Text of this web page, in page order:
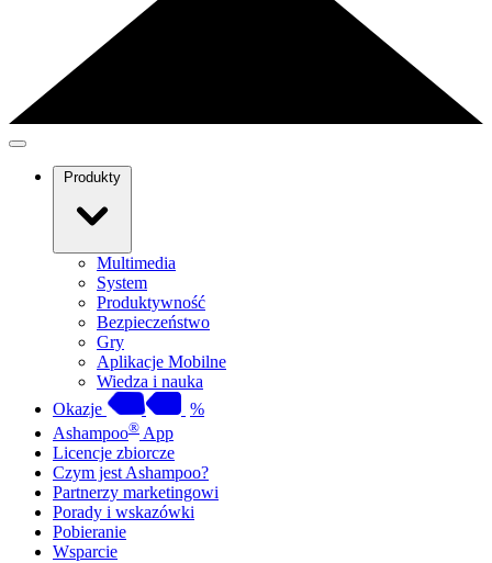
Produkty
Multimedia
System
Produktywność
Bezpieczeństwo
Gry
Aplikacje Mobilne
Wiedza i nauka
Okazje
%
Ashampoo® App
Licencje zbiorcze
Czym jest Ashampoo?
Partnerzy marketingowi
Porady i wskazówki
Pobieranie
Wsparcie